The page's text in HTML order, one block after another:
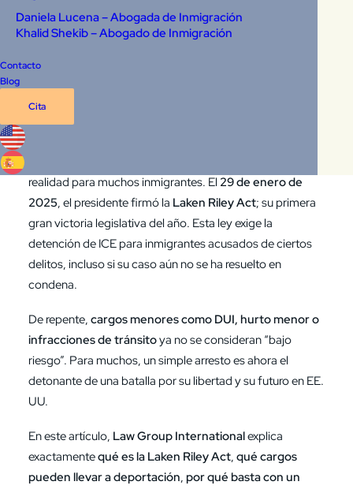
Daniela Lucena – Abogada de Inmigración
Khalid Shekib – Abogado de Inmigración
Contacto
Blog
Cita
permanente legal que llevaba 20 años viviendo en
Estados Unidos, fue detenido en una parada de tráfico
en Texas. Su “delito”? No usar el cinturón de seguridad.
Esa infracción menor lo puso en contacto con la policía
local y poco después, con ICE. Bajo la nueva
Act
deportación, aun sin una condena criminal.
realidad para muchos inmigrantes. El 29 de enero de
2025, el presidente firmó la Laken Riley Act; su primera
gran victoria legislativa del año. Esta ley exige la
detención de ICE para inmigrantes acusados de ciertos
delitos, incluso si su caso aún no se ha resuelto en
condena.
De repente, cargos menores como DUI, hurto menor o
infracciones de tránsitoya no se consideran “bajo
riesgo”. Para muchos, un simple arresto es ahora el
detonante de una batalla por su libertad y su futuro en EE.
UU.
En este artículo, Law Group Internationalexplica
exactamentequé es la Laken Riley Act, qué cargos
pueden llevar a deportación, por qué basta con un